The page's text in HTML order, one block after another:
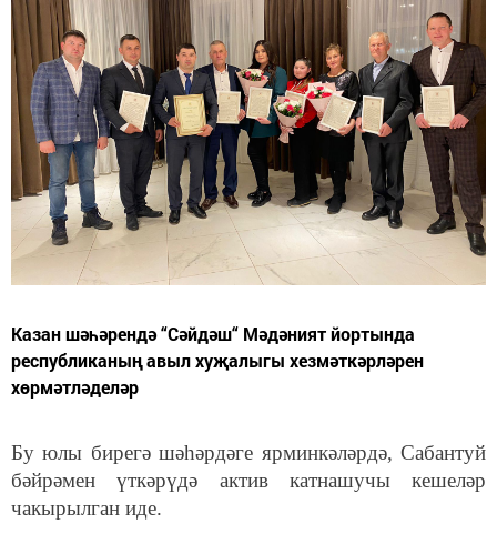
Казан шәһәрендә “Сәйдәш“ Мәдәният йортында
республиканың авыл хуҗалыгы хезмәткәрләрен
хөрмәтләделәр
Бу юлы бирегә шәһәрдәге ярминкәләрдә, Сабантуй
бәйрәмен үткәрүдә актив катнашучы кешеләр
чакырылган иде.